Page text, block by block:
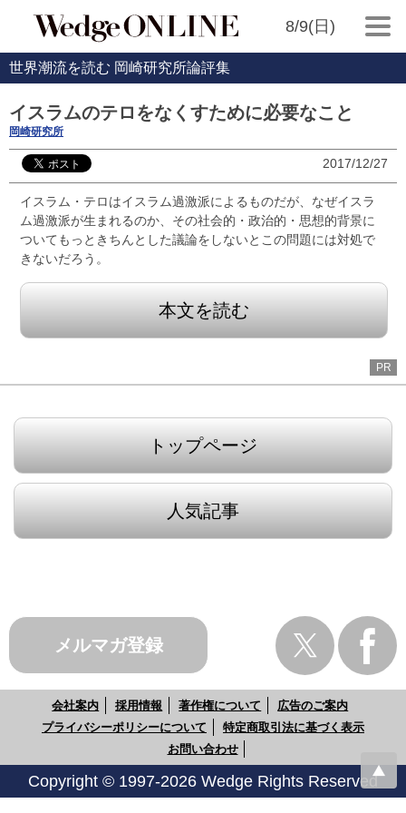
8/9(日)
世界潮流を読む 岡崎研究所論評集
イスラムのテロをなくすために必要なこと
岡崎研究所
2017/12/27
イスラム・テロはイスラム過激派によるものだが、なぜイスラ
ム過激派が生まれるのか、その社会的・政治的・思想的背景に
ついてもっときちんとした議論をしないとこの問題には対処で
きないだろう。
本文を読む
PR
トップページ
人気記事
メルマガ登録
会社案内 採用情報 著作権について
広告のご案内
プライバシーポリシーについて
特定商取引法に基づく表示
お問い合わせ
Copyright © 1997-2026 Wedge Rights Reserved